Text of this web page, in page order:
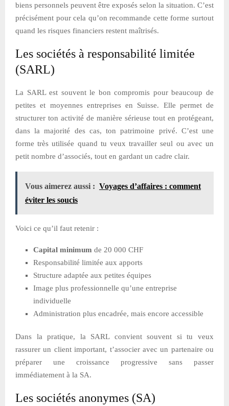
biens personnels peuvent être exposés selon la situation. C’est
précisément pour cela qu’on recommande cette forme surtout
quand les risques financiers restent maîtrisés.
Les sociétés à responsabilité limitée
(SARL)
La SARL est souvent le bon compromis pour beaucoup de
petites et moyennes entreprises en Suisse. Elle permet de
structurer ton activité de manière sérieuse tout en protégeant,
dans la majorité des cas, ton patrimoine privé. C’est une
forme très utilisée quand tu veux travailler seul ou avec un
petit nombre d’associés, tout en gardant un cadre clair.
Vous aimerez aussi : Voyages d’affaires : comment
éviter les soucis
Voici ce qu’il faut retenir :
Capital minimum de 20 000 CHF
Responsabilité limitée aux apports
Structure adaptée aux petites équipes
Image plus professionnelle qu’une entreprise
individuelle
Administration plus encadrée, mais encore accessible
Dans la pratique, la SARL convient souvent si tu veux
rassurer un client important, t’associer avec un partenaire ou
préparer une croissance progressive sans passer
immédiatement à la SA.
Les sociétés anonymes (SA)